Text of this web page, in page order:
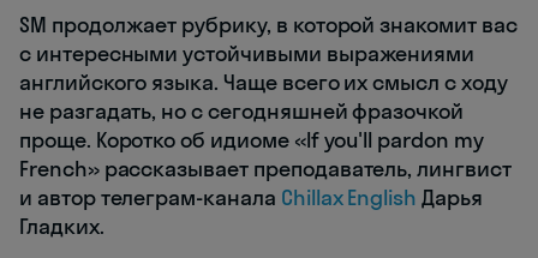
SM продолжает рубрику, в которой знакомит вас
с интересными устойчивыми выражениями
английского языка. Чаще всего их смысл с ходу
не разгадать, но с сегодняшней фразочкой
проще. Коротко об идиоме «If you'll pardon my
French» рассказывает преподаватель, лингвист
и автор телеграм-канала Chillax English Дарья
Гладких.